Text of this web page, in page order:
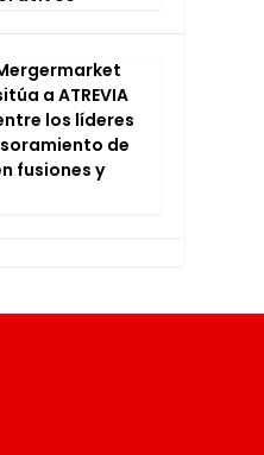
a ATRE­VIA
los líde­res
de
fusio­nes y